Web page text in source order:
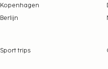
Kopenhagen
Berlijn
Sport trips